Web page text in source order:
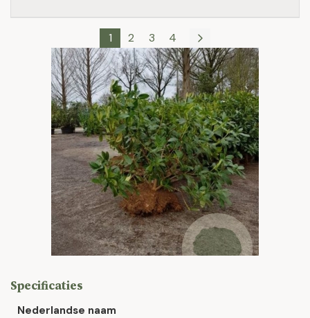
1 2 3 4
Specificaties
Nederlandse naam